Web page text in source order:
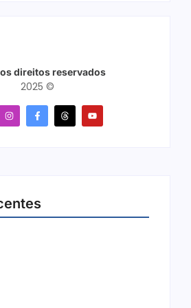
direitos reservados
2025 ©